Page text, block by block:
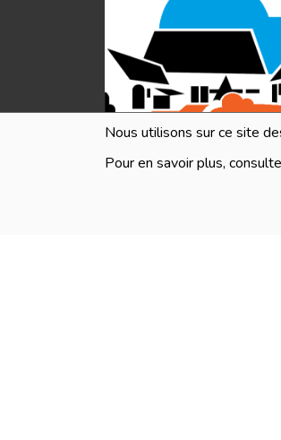
Nous utilisons sur ce site
Pour en savoir plus,